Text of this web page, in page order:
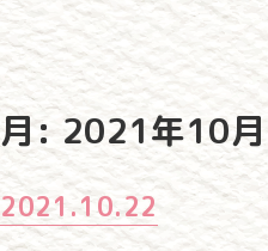
月:2021年10月
2021.10.22